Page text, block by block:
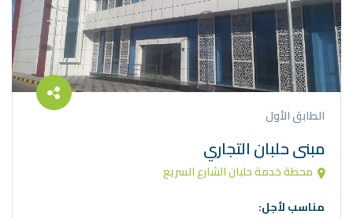
الطابق الأول
مبنى حلبان التجاري
محطة خدمة حلبان الشارع السريع
مناسب لأجل: